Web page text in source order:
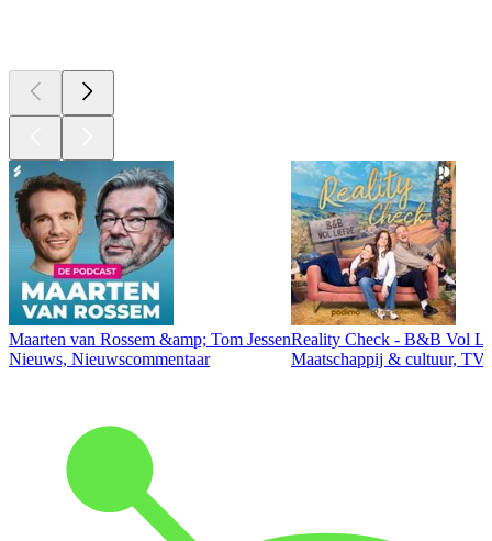
Maarten van Rossem &amp; Tom Jessen
Nieuws, Nieuwscommentaar
Reality Check - B&B Vol
Maatschappij & cultuur,